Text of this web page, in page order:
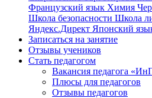
Французский язык Химия
Школа безопасности Школа
Яндекс.Директ Японский
Записаться на занятие
Отзывы учеников
Стать педагогом
Вакансия педагога
Плюсы для педагогов
Отзывы педагогов